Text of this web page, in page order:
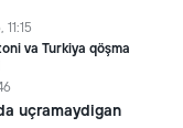
va Turkiya qöşma
uçramaydigan